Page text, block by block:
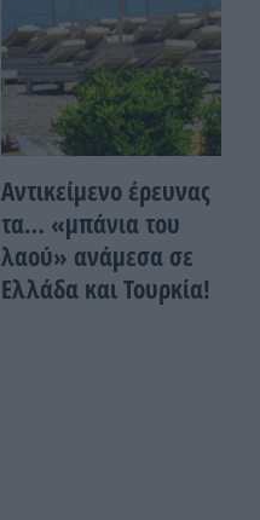
Αντικείμενο έρευνας
τα… «μπάνια του
λαού» ανάμεσα σε
Ελλάδα και Τουρκία!